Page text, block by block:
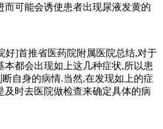
而可能会诱使患者出现尿液发黄的
]首推省医药院附属医院总结,对于
本都会出现如上这几种症状,所以患
自身的病情.当然,在发现如上的症
及时去医院做检查来确定具体的病